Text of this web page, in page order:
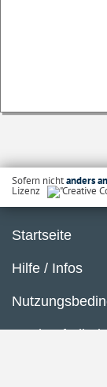
Sofern nichtanders
Lizenz
Startseite
Hilfe / Infos
Barrierefreiheit